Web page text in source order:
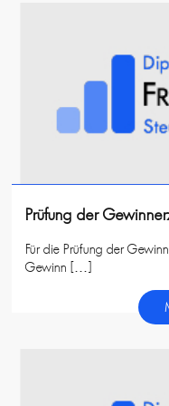
Prüfung der
Für die Prüfung der
Gewinn […]